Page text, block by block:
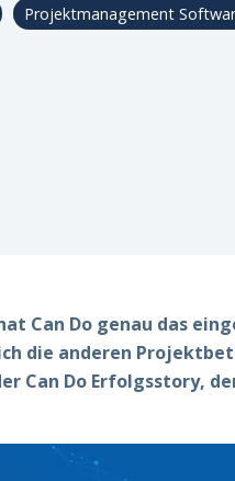
Projektmanagement
Can Do genau das
die anderen
Can Do Erfolgsstory,